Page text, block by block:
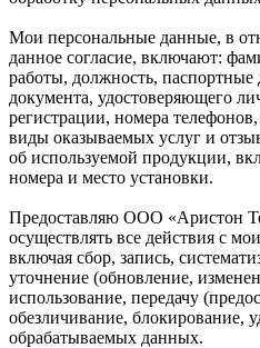
Мои персональные данные, в
данное согласие, включают:
работы, должность,
документа, удостоверяющего
регистрации, номера
виды оказываемых услуг и
об используемой продукции,
номера и место установки.
Предоставляю ООО «Аристон
осуществлять все действия с
включая сбор, запись,
уточнение (обновление,
использование, передачу
обезличивание, блокирование,
обрабатываемых данных.